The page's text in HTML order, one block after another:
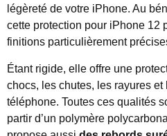
légèreté de votre iPhone. Au
cette protection pour iPhone 12
finitions particulièrement
Étant rigide, elle offre une
chocs, les chutes, les rayures et
téléphone. Toutes ces qualités
partir d’un polymère